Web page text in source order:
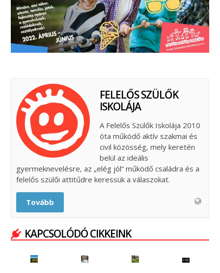
FELELŐS SZÜLŐK
ISKOLÁJA
A Felelős Szülők Iskolája 2010
óta működő aktív szakmai és
civil közösség, mely keretén
belül az ideális
gyermeknevelésre, az „elég jól” működő családra és a
felelős szülői attitűdre keressük a válaszokat.
Tovább
KAPCSOLÓDÓ CIKKEINK